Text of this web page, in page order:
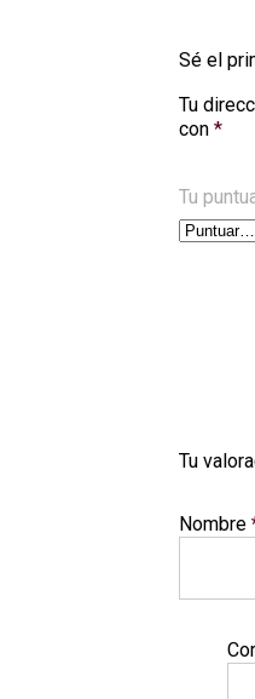
Sé el
Tu
con *
Tu
Tu
Nombre